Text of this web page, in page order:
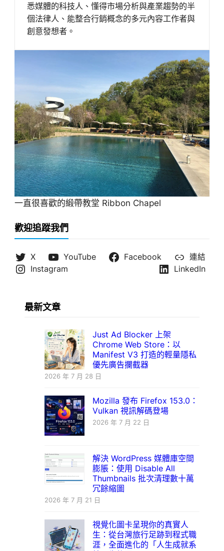
悉媒體的科技人、懂得市場分析與產業趨勢的半
個法律人、能整合行銷概念的多元內容工作者與
創意發想者。
一直很喜歡的緞帶教堂 Ribbon Chapel
歡迎追蹤我們
X YouTube Facebook
連結
Instagram
LinkedIn
最新文章
Just Ad Blocker 上架
Chrome Web Store：以
Manifest V3 打造的輕量隱私
優先廣告攔截器
2026 年 7 月 28 日
Mozilla 發布 Firefox 153.0：
Vulkan 視訊解碼登場
2026 年 7 月 22 日
解決 WordPress 媒體庫空間
膨脹：使用 Disable All
Thumbnails 批次清理數十萬
冗餘縮圖
2026 年 7 月 21 日
視覺化圖卡呈現你的真實人
生：從台灣旅行足跡到程式職
涯，全面進化的「人生成就系